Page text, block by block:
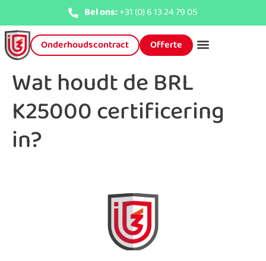
Bel ons:+31 (0) 6 13 24 79 05
Onderhoudscontract Offerte
Wat houdt de BRL
K25000 certificering
in?